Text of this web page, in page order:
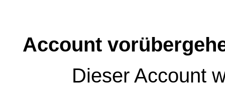
Account
Dieser Account